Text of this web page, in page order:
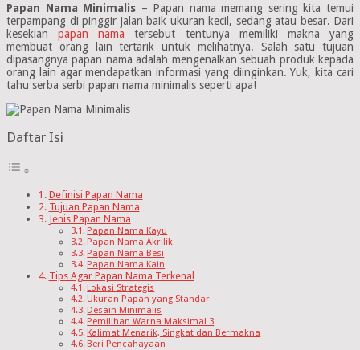
Papan Nama Minimalis – Papan nama memang sering kita temui
terpampang di pinggir jalan baik ukuran kecil, sedang atau besar. Dari
kesekianpapan nama tersebut tentunya memiliki makna yang
membuat orang lain tertarik untuk melihatnya. Salah satu tujuan
dipasangnya papan nama adalah mengenalkan sebuah produk kepada
orang lain agar mendapatkan informasi yang diinginkan. Yuk, kita cari
tahu serba serbi papan nama minimalis seperti apa!
Daftar Isi
Definisi Papan Nama
Tujuan Papan Nama
Jenis Papan Nama
Papan Nama Kayu
Papan Nama Akrilik
Papan Nama Besi
Papan Nama Kain
Tips Agar Papan Nama Terkenal
Lokasi Strategis
Ukuran Papan yang Standar
Desain Minimalis
Pemilihan Warna Maksimal 3
Kalimat Menarik, Singkat dan Bermakna
Beri Pencahayaan